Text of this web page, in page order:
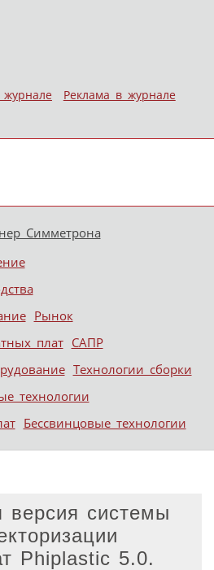
Реклама в журнале
Рынок
плат САПР
Технологии сборки
технологии
Бессвинцовые технологии
системы
Phiplastic 5.0.